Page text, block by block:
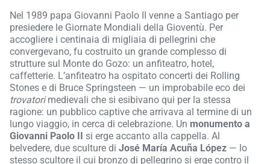
Nel 1989 papa Giovanni Paolo II venne a Santiago per
presiedere le Giornate Mondiali della Gioventù. Per
accogliere i centinaia di migliaia di pellegrini che
convergevano, fu costruito un grande complesso di
strutture sul Monte do Gozo: un anfiteatro, hotel,
caffetterie. L’anfiteatro ha ospitato concerti dei Rolling
Stones e di Bruce Springsteen — un improbabile eco dei
trovatorimedievali che si esibivano qui per la stessa
ragione: un pubblico captive che arrivava al termine di un
lungo viaggio, in cerca di celebrazione. Un monumento a
Giovanni Paolo II si erge accanto alla cappella. Al
belvedere, due sculture di José María Acuña López — lo
stesso scultore il cui bronzo di pellegrino si erge contro il